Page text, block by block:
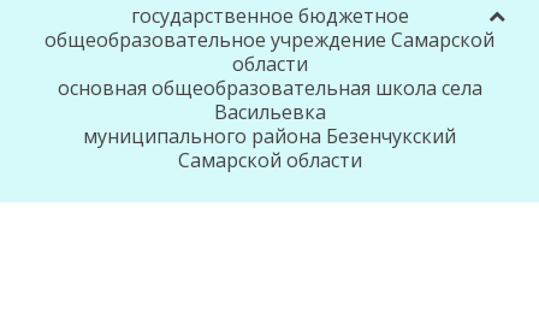
государственное бюджетное
общеобразовательное учреждение Самарской
области
основная общеобразовательная школа села
Васильевка
муниципального района Безенчукский
Самарской области